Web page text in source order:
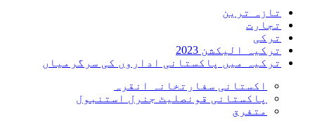
تازہ ترین
تجارت
ترکی
ترکیہ الیکشن 2023
ترکیہ میں پاکستانی اداروں کی سرگرمیاں
اکستانی سفارتخانہ انقرہ
پاکستانی قونصلیٹ جنرل استنبول
متفرق